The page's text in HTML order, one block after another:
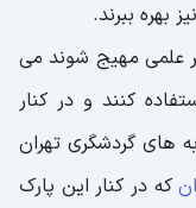
بهره ببرند.
علمی مهیج شوند می
کنند و در کنار
های گردشگری تهران
که در کنار این پارک